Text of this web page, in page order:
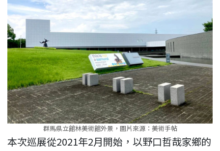
群馬県立館林美術館外景，圖片來源：美術手帖
本次巡展從2021年2月開始，以野口哲哉家鄉的